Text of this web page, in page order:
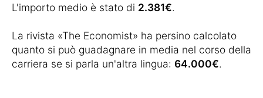
L'importo medio è stato di 2.381€.
La rivista «The Economist» ha persino calcolato
quanto si può guadagnare in media nel corso della
carriera se si parla un'altra lingua: 64.000€.